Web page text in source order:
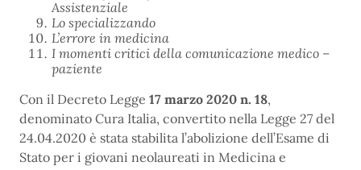
Assistenziale
Lo specializzando
L’errore in medicina
I momenti critici della comunicazione medico –
paziente
Con il Decreto Legge 17 marzo 2020 n. 18,
denominato Cura Italia, convertito nella Legge 27 del
24.04.2020 è stata stabilita l’abolizione dell’Esame di
Stato per i giovani neolaureati in Medicina e